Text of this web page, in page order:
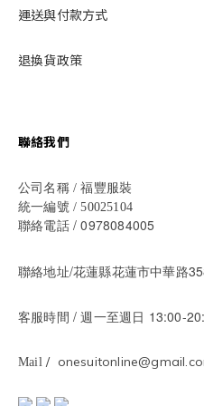
運送與付款方式
退換貨政策
聯絡我們
公司名稱 / 福豐服裝
統一編號 / 50025104
聯絡電話/ 0978084005
聯絡地址/花蓮縣花蓮市中華路
客服時間 / 週一至週日 13:00-
Mail/